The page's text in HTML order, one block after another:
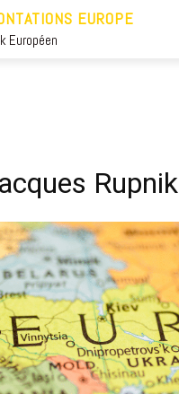
EUROPE
Européen
Rupnik